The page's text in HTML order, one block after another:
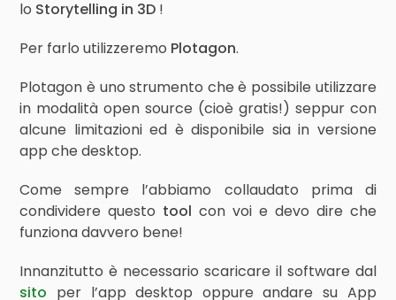
lo Storytelling in 3D !
Per farlo utilizzeremo Plotagon.
Plotagon è uno strumento che è possibile utilizzare
in modalità open source (cioè gratis!) seppur con
alcune limitazioni ed è disponibile sia in versione
app che desktop.
Come sempre l’abbiamo collaudato prima di
condividere questo tool con voi e devo dire che
funziona davvero bene!
Innanzitutto è necessario scaricare il software dal
sito per l’app desktop oppure andare su App